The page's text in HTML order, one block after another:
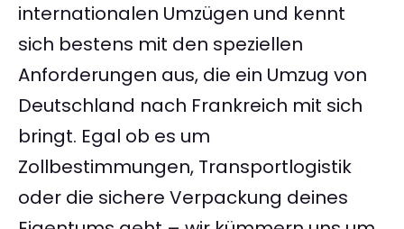
internationalen Umzügen und kennt
sich bestens mit den speziellen
Anforderungen aus, die ein Umzug von
Deutschland nach Frankreich mit sich
bringt. Egal ob es um
Zollbestimmungen, Transportlogistik
oder die sichere Verpackung deines